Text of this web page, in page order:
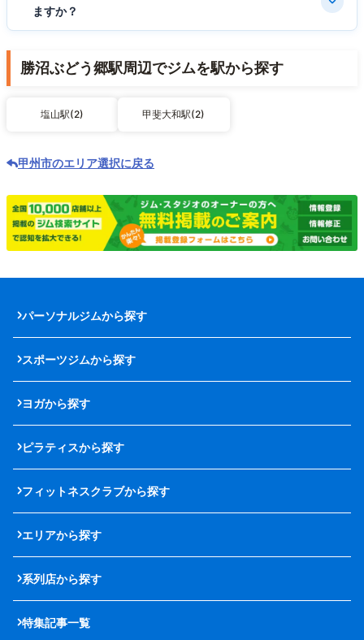
ますか？
勝沼ぶどう郷駅周辺でジムを駅から探す
塩山駅(2) 甲斐大和駅(2)
甲州市のエリア選択に戻る
パーソナルジムから探す
スポーツジムから探す
ヨガから探す
ピラティスから探す
フィットネスクラブから探す
エリアから探す
系列店から探す
特集記事一覧